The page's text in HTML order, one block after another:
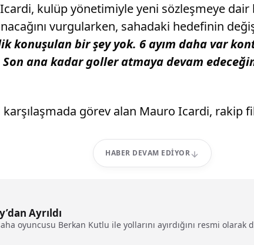
kulüp yönetimiyle yeni sözleşmeye dair
vurgularken, sahadaki hedefinin
konuşulan bir şey yok. 6 ayım daha var
ana kadar goller atmaya devam
görev alan Mauro Icardi, rakip
HABER DEVAM EDIYOR
Ayrıldı
oyuncusu Berkan Kutlu ile yollarını ayırdığını resmi olarak